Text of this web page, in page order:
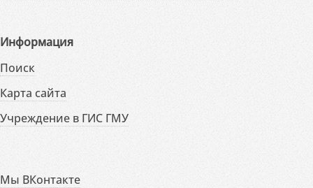
Информация
Поиск
Карта сайта
Учреждение в ГИС ГМУ
Мы ВКонтакте